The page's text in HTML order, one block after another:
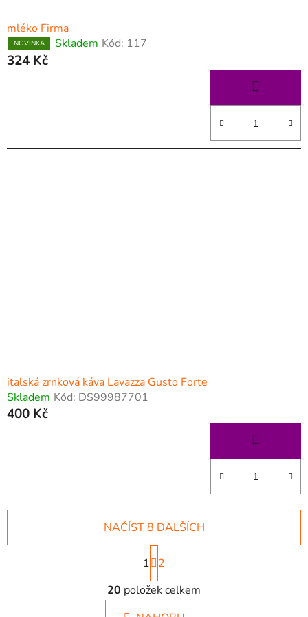
mléko Firma
NOVINKA Skladem Kód: 117
324 Kč
italská zrnková káva Lavazza Gusto Forte
Skladem Kód: DS99987701
400 Kč
O
v
l
NAČÍST 8 DALŠÍCH
S
t
r
á
n
1
2
20 položek celkem